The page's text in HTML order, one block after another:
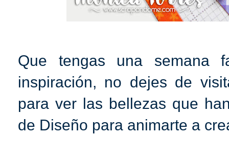
Que tengas una semana
inspiración, no dejes de
para ver las bellezas que
de Diseño para animarte a